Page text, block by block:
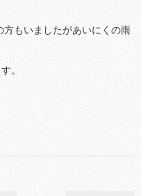
方もいましたがあいにくの雨
。